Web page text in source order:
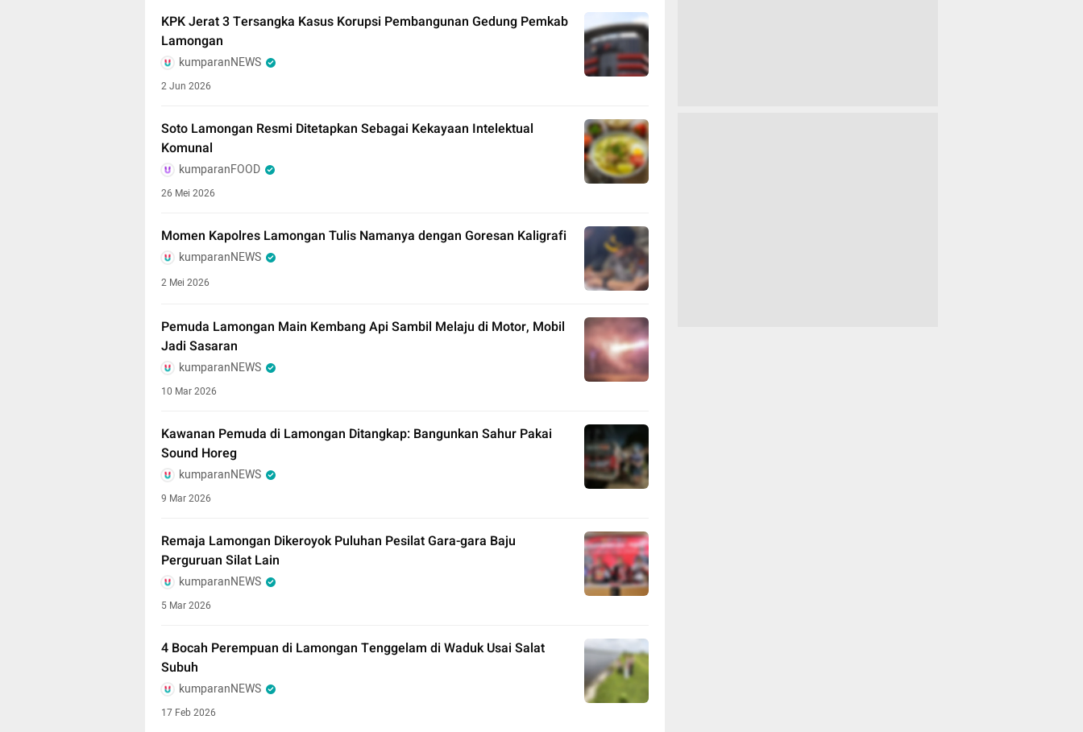
KPK Jerat 3 Tersangka Kasus Korupsi Pembangunan Gedung Pemkab
Lamongan
kumparanNEWS
2 Jun 2026
Soto Lamongan Resmi Ditetapkan Sebagai Kekayaan Intelektual
Komunal
kumparanFOOD
26 Mei 2026
Momen Kapolres Lamongan Tulis Namanya dengan Goresan Kaligrafi
kumparanNEWS
2 Mei 2026
Pemuda Lamongan Main Kembang Api Sambil Melaju di Motor, Mobil
Jadi Sasaran
kumparanNEWS
10 Mar 2026
Kawanan Pemuda di Lamongan Ditangkap: Bangunkan Sahur Pakai
Sound Horeg
kumparanNEWS
9 Mar 2026
Remaja Lamongan Dikeroyok Puluhan Pesilat Gara-gara Baju
Perguruan Silat Lain
kumparanNEWS
5 Mar 2026
4 Bocah Perempuan di Lamongan Tenggelam di Waduk Usai Salat
Subuh
kumparanNEWS
17 Feb 2026